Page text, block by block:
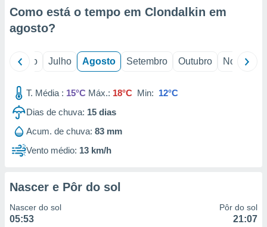
e
de
Como está o tempo em Clondalkin em
agosto?
Junho Julho Agosto Setembro Outubro Novembro
T. Média : 15°C Máx.: 18°C Min: 12°C
Dias de chuva: 15 dias
Acum. de chuva: 83 mm
Vento médio: 13 km/h
Nascer e Pôr do sol
Nascer do sol
05:53
Pôr do sol
21:07